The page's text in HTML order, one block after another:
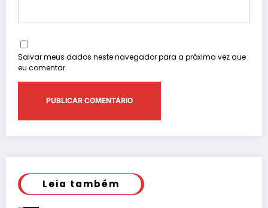
Salvar meus dados neste navegador para a próxima vez que
eu comentar.
Leia também